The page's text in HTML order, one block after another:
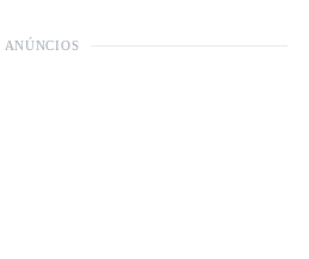
ANÚNCIOS